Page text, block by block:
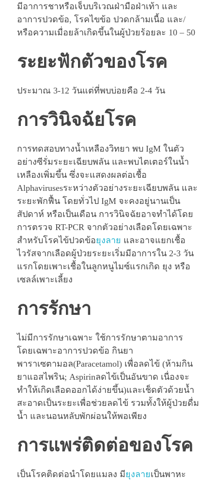
มีอาการชาหรือเจ็บบริเวณฝ่ามือฝ่าเท้า และ
อาการปวดข้อ, โรคไขข้อ ปวดกล้ามเนื้อ และ/
หรือความเมื่อยล้าเกิดขึ้นในผู้ป่วยร้อยละ 10 – 50
ระยะฟักตัวของโรค
ประมาณ 3-12 วันแต่ที่พบบ่อยคือ 2-4 วัน
การวินิจฉัยโรค
การทดสอบทางนํ้าเหลืองวิทยา พบ IgM ในตัว
อย่างซีรั่มระยะเฉียบพลัน และพบไตเตอร์ในนํ้า
เหลืองเพิ่มขึ้น ซึ่งจะแสดงผลต่อเชื้อ
Alphavirusesระหว่างตัวอย่างระยะเฉียบพลัน และ
ระยะพักฟื้น โดยทั่วไป IgM จะคงอยู่นานเป็น
สัปดาห์ หรือเป็นเดือน การวินิจฉัยอาจทำได้โดย
การตรวจ RT-PCR จากตัวอย่างเลือดโดยเฉพาะ
สำหรับโรคไข้ปวดข้อยุงลาย และอาจแยกเชื้อ
ไวรัสจากเลือดผู้ป่วยระยะเริ่มมีอาการใน 2-3 วัน
แรกโดยเพาะเชื้อในลูกหนูไมซ์แรกเกิด ยุง หรือ
เซลล์เพาะเลี้ยง
การรักษา
ไม่มีการรักษาเฉพาะ ใช้การรักษาตามอาการ
โดยเฉพาะอาการปวดข้อ กินยา
พาราเซตามอล(Paracetamol) เพื่อลดไข้ (ห้ามกิน
ยาแอสไพริน; Aspirinลดไข้เป็นอันขาด เนื่องจะ
ทำให้เกิดเลือดออกได้ง่ายขึ้น)และเช็ดตัวด้วยนํ้า
สะอาดเป็นระยะเพื่อช่วยลดไข้ รวมทั้งให้ผู้ป่วยดื่ม
นํ้า และนอนหลับพักผ่อนให้พอเพียง
การแพร่ติดต่อของโรค
เป็นโรคติดต่อนำโดยแมลง มียุงลายเป็นพาหะ